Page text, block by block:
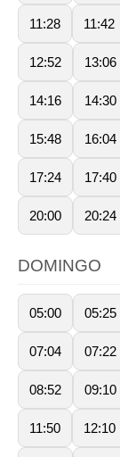
11:28 11:42
12:52 13:06
14:16 14:30
15:48 16:04
17:24 17:40
20:00 20:24
DOMINGO
05:00 05:25
07:04 07:22
08:52 09:10
11:50 12:10